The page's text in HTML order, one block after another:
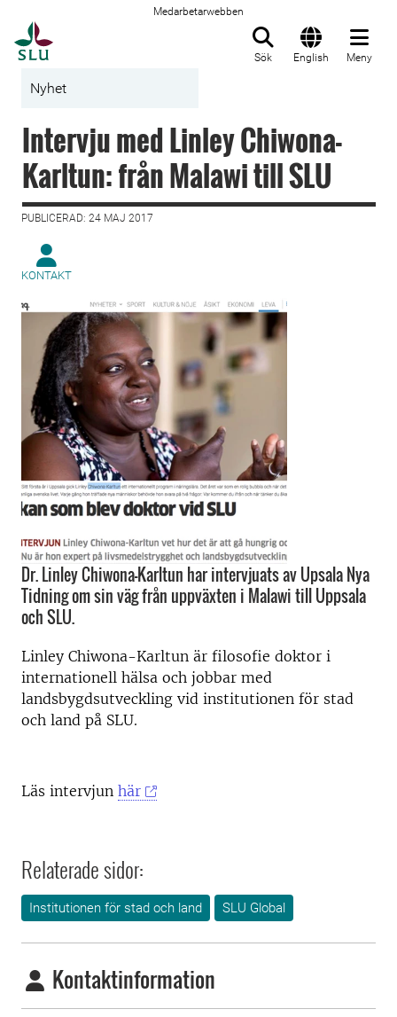
Medarbetarwebben
Sök English Meny
Nyhet
Intervju med Linley Chiwona-
Karltun: från Malawi till SLU
PUBLICERAD: 24 MAJ 2017
KONTAKT
Dr. Linley Chiwona-Karltun har intervjuats av Upsala Nya
Tidning om sin väg från uppväxten i Malawi till Uppsala
och SLU.
Linley Chiwona-Karltun är filosofie doktor i
internationell hälsa och jobbar med
landsbygdsutveckling vid institutionen för stad
och land på SLU.
Läs intervjun här
Relaterade sidor:
Institutionen för stad och land SLU Global
Kontaktinformation